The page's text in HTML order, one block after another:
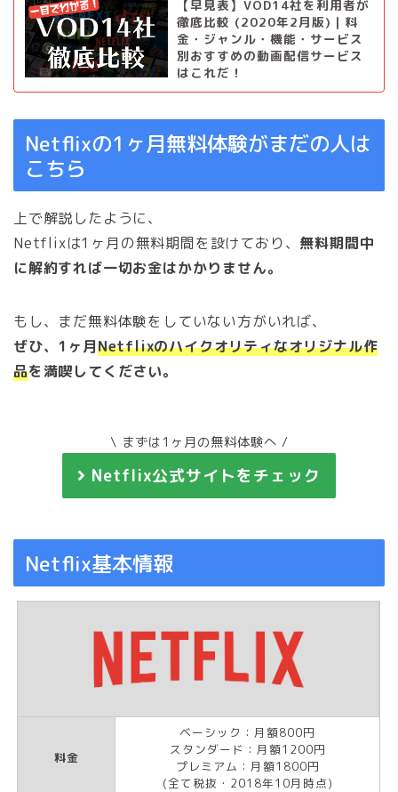
【早見表】VOD14社を利用者が
徹底比較 (2020年2月版)｜料
金・ジャンル・機能・サービス
別おすすめの動画配信サービス
はこれだ！
Netflixの1ヶ月無料体験がまだの人は
こちら
上で解説したように、
Netflixは1ヶ月の無料期間を設けており、 無料期間中
に解約すれば一切お金はかかりません。
もし、まだ無料体験をしていない方がいれば、
ぜひ、1ヶ月Netflixのハイクオリティなオリジナル作
品を満喫してください。
\ まずは1ヶ月の無料体験へ /
Netflix公式サイトをチェック
Netflix基本情報
料金
ベーシック：月額800円
スタンダード：月額1200円
プレミアム：月額1800円
(全て税抜・2018年10月時点)